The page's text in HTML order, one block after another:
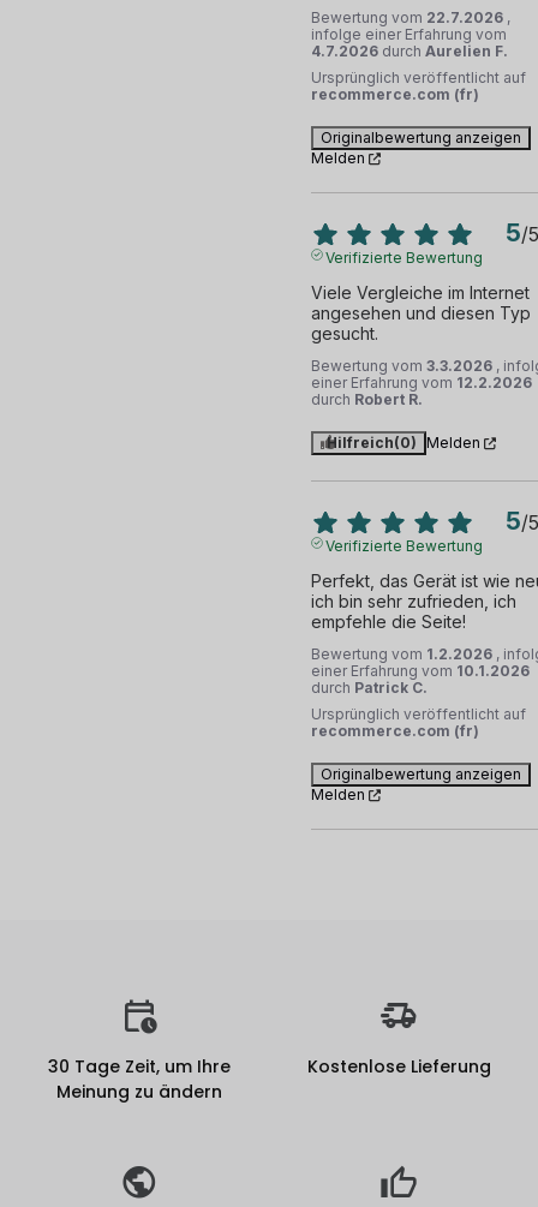
Bewertung vom 22.7.2026 ,
infolge einer Erfahrung vom
4.7.2026 durch Aurelien F.
Ursprünglich veröffentlicht auf
recommerce.com (fr)
Originalbewertung anzeigen
Melden
5/5
Verifizierte Bewertung
Viele Vergleiche im Internet
angesehen und diesen Typ
gesucht.
Bewertung vom 3.3.2026 ,
einer Erfahrung vom 12.2.2026
durch Robert R.
Hilfreich(0) Melden
5/5
Verifizierte Bewertung
Perfekt, das Gerät ist wie
ich bin sehr zufrieden, ich
empfehle die Seite!
Bewertung vom 1.2.2026 ,
einer Erfahrung vom 10.1.2026
durch Patrick C.
Ursprünglich veröffentlicht auf
recommerce.com (fr)
Originalbewertung anzeigen
Melden
30 Tage Zeit, um Ihre
Meinung zu ändern
Kostenlose Lieferung